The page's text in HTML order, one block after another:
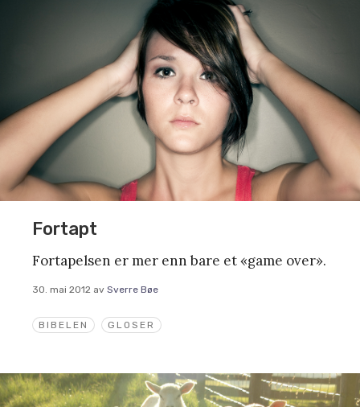
BIBELEN GLOSER
Fortapt
Fortapelsen er mer enn bare et «game over».
30. mai 2012 av Sverre Bøe